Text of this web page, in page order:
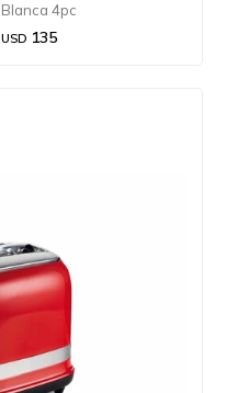
Blanca 4pc
USD 135